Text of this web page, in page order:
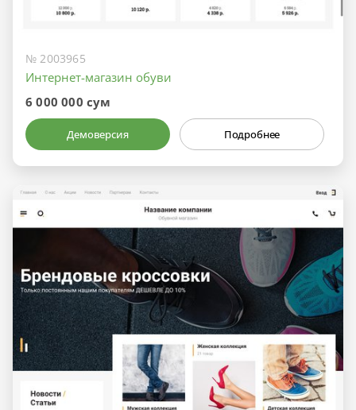
№ 2003965
Интернет-магазин обуви
6 000 000 сум
Демоверсия Подробнее